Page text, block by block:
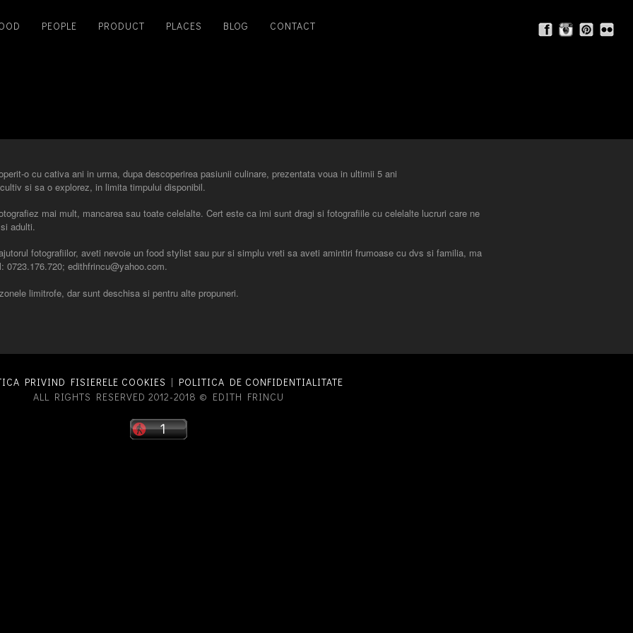
PEOPLE PRODUCT PLACES BLOG CONTACT
o cu cativa ani in urma, dupa descoperirea pasiunii culinare, prezentata voua in ultimii 5 ani
si sa o explorez, in limita timpului disponibil.
mai mult, mancarea sau toate celelalte. Cert este ca imi sunt dragi si fotografiile cu celelalte lucruri care ne
adulti.
fotografiilor, aveti nevoie un food stylist sau pur si simplu vreti sa aveti amintiri frumoase cu dvs si familia, ma
edithfrincu@yahoo.com.
limitrofe, dar sunt deschisa si pentru alte propuneri.
PRIVIND FISIERELE COOKIES | POLITICA DE CONFIDENTIALITATE
ALL RIGHTS RESERVED 2012-2018 © EDITH FRINCU